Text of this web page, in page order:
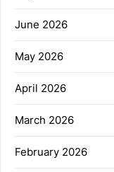
June 2026
May 2026
April 2026
March 2026
February 2026